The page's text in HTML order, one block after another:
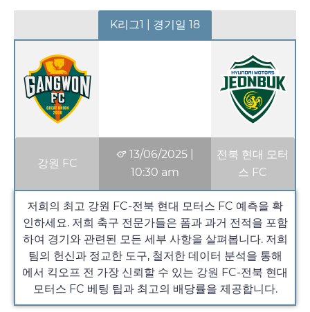
K리그1 | 경기일 18
강원 FC
13/06/2025|
10:30 am
전북 현대 모터
스 FC
저희의 최고 강원 FC-전북 현대 모터스 FC 예측을 확
인하세요. 저희 축구 전문가들은 폼과 과거 전적을 포함
하여 경기와 관련된 모든 세부 사항을 살펴봅니다. 저희
팀의 헌신과 정교한 도구, 철저한 데이터 분석을 통해
에서 킥오프 전 가장 신뢰할 수 있는 강원 FC-전북 현대
모터스 FC 베팅 팁과 최고의 배당률을 제공합니다.